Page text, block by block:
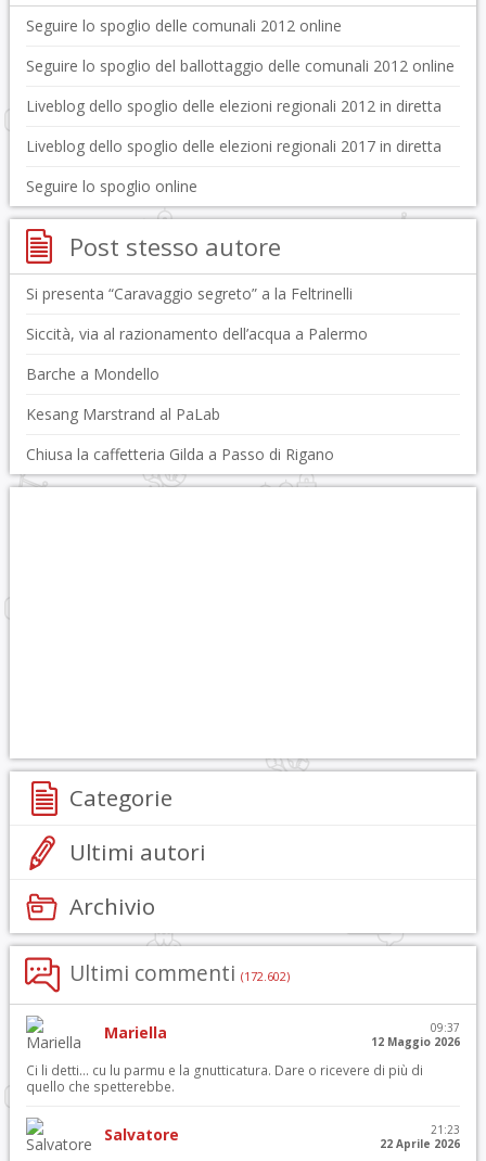
Seguire lo spoglio delle comunali 2012 online
Seguire lo spoglio del ballottaggio delle comunali 2012 online
Liveblog dello spoglio delle elezioni regionali 2012 in diretta
Liveblog dello spoglio delle elezioni regionali 2017 in diretta
Seguire lo spoglio online
Post stesso autore
Si presenta “Caravaggio segreto” a la Feltrinelli
Siccità, via al razionamento dell’acqua a Palermo
Barche a Mondello
Kesang Marstrand al PaLab
Chiusa la caffetteria Gilda a Passo di Rigano
Categorie
Ultimi autori
Archivio
Ultimi commenti (172.602)
Mariella
09:37
12 Maggio 2026
Ci li detti… cu lu parmu e la gnutticatura. Dare o ricevere di più di
quello che spetterebbe.
Salvatore
21:23
22 Aprile 2026